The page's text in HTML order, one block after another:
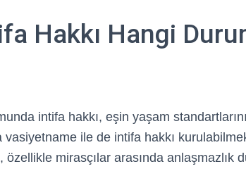
Hakkı Hangi
intifa hakkı, eşin yaşam
vasiyetname ile de intifa hakkı
özellikle mirasçılar arasında anlaşmazlık